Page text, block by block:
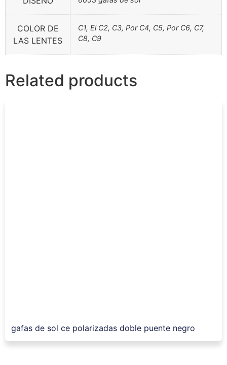
COLOR DE
LAS LENTES
C1, El C2, C3, Por C4, C5, Por C6, C7,
C8, C9
Related products
gafas de sol ce polarizadas doble puente negro